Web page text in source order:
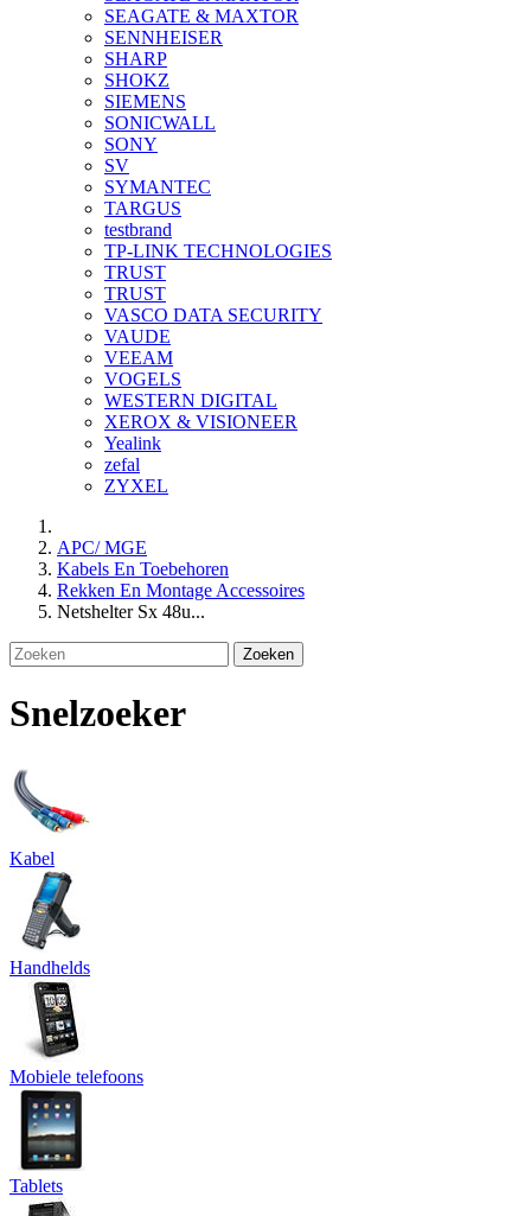
SEAGATE & MAXTOR
SENNHEISER
SHARP
SHOKZ
SIEMENS
SONICWALL
SONY
SV
SYMANTEC
TARGUS
testbrand
TP-LINK TECHNOLOGIES
TRUST
TRUST
VASCO DATA SECURITY
VAUDE
VEEAM
VOGELS
WESTERN DIGITAL
XEROX & VISIONEER
Yealink
zefal
ZYXEL
APC/ MGE
Kabels En Toebehoren
Rekken En Montage Accessoires
Netshelter Sx 48u...
Zoeken
Snelzoeker
Kabel
Handhelds
Mobiele telefoons
Tablets